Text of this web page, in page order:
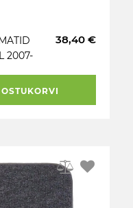
2007-
38,40 €